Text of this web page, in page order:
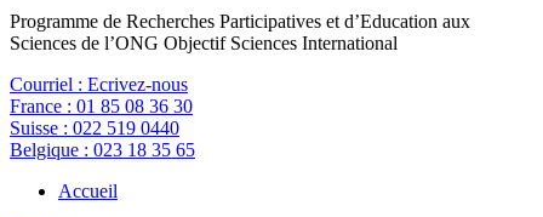
Programme de Recherches Participatives et d’Education aux
Sciences de l’ONG Objectif Sciences International
Courriel : Ecrivez-nous
France : 01 85 08 36 30
Suisse : 022 519 0440
Belgique : 023 18 35 65
Accueil